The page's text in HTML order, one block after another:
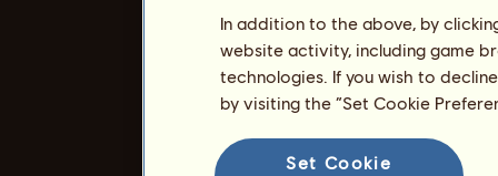
In addition to the above, by
website activity, including game
technologies. If you wish to
by visiting the “Set Cookie
Set Cookie